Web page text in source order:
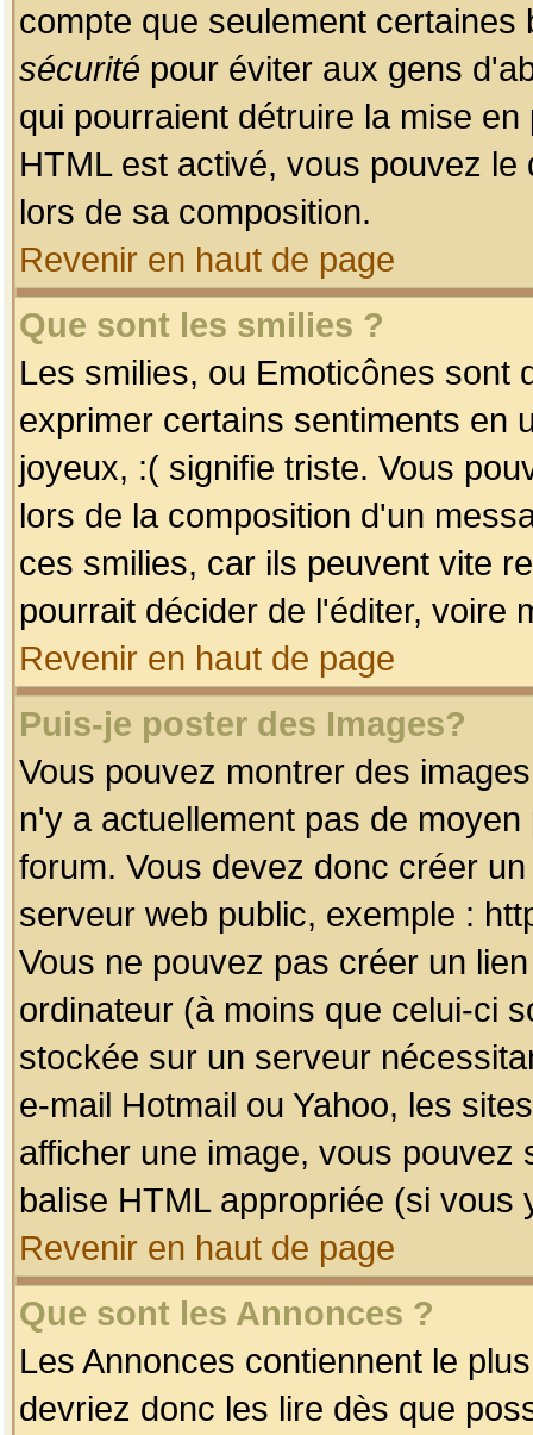
compte que seulement
sécurité pour éviter aux gens
qui pourraient détruire la mise
HTML est activé, vous pouvez
lors de sa composition.
Revenir en haut de page
Que sont les smilies ?
Les smilies, ou Emoticônes sont
exprimer certains sentiments en
joyeux, :( signifie triste. Vous
lors de la composition d'un
ces smilies, car ils peuvent vite
pourrait décider de l'éditer, voire
Revenir en haut de page
Puis-je poster des Images?
Vous pouvez montrer des
n'y a actuellement pas de
forum. Vous devez donc créer
serveur web public, exemple :
Vous ne pouvez pas créer un
ordinateur (à moins que celui-ci
stockée sur un serveur
e-mail Hotmail ou Yahoo, les
afficher une image, vous pouvez
balise HTML appropriée (si vous
Revenir en haut de page
Que sont les Annonces ?
Les Annonces contiennent le
devriez donc les lire dès que